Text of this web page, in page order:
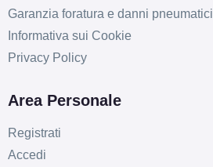
Garanzia foratura e danni pneumatici
Informativa sui Cookie
Privacy Policy
Area Personale
Registrati
Accedi